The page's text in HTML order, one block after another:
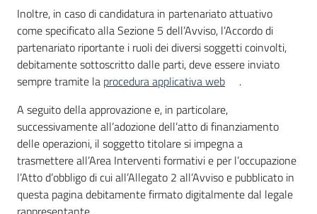
Inoltre, in caso di candidatura in partenariato attuativo
come specificato alla Sezione 5 dell’Avviso, l’Accordo di
partenariato riportante i ruoli dei diversi soggetti coinvolti,
debitamente sottoscritto dalle parti, deve essere inviato
sempre tramite la procedura applicativa web
.
A seguito della approvazione e, in particolare,
successivamente all’adozione dell’atto di finanziamento
delle operazioni, il soggetto titolare si impegna a
trasmettere all’Area Interventi formativi e per l’occupazione
l’Atto d’obbligo di cui all’Allegato 2 all’Avviso e pubblicato in
questa pagina debitamente firmato digitalmente dal legale